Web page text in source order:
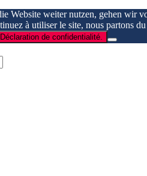
Website weiter nutzen, gehen wir
à utiliser le site, nous partons
de confidentialité.